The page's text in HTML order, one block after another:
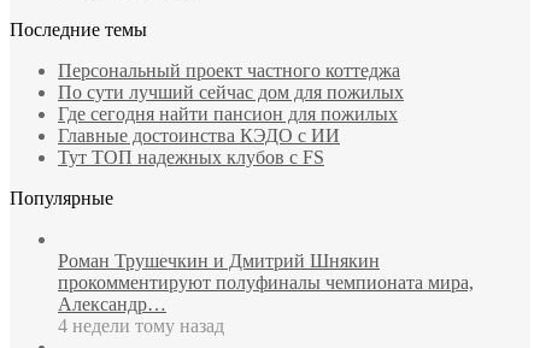
Последние темы
Персональный проект частного коттеджа
По сути лучший сейчас дом для пожилых
Где сегодня найти пансион для пожилых
Главные достоинства КЭДО с ИИ
Тут ТОП надежных клубов с FS
Популярные
Роман Трушечкин и Дмитрий Шнякин
прокомментируют полуфиналы чемпионата мира,
Александр…
4 недели тому назад